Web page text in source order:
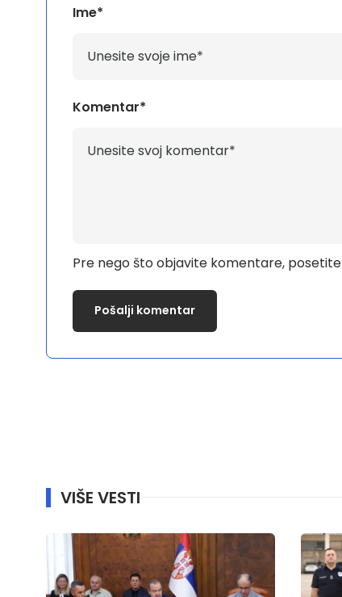
Komentar*
Pre nego što objavite komentare, posetite
Ime*
VIŠE VESTI